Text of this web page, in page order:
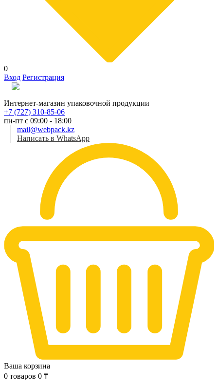
0
Вход Регистрация
Интернет-магазин упаковочной продукции
+7 (727) 310-85-06
пн-пт с 09:00 - 18:00
mail@webpack.kz
Написать в WhatsApp
Ваша корзина
0 товаров 0 ₸